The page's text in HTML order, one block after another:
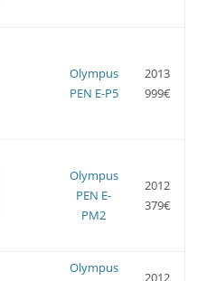
Olympus
PEN E-P5
2013
999€
Olympus
PEN E-
PM2
2012
379€
Olympus
2012